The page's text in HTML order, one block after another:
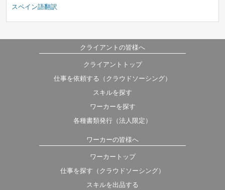
スペイン語翻訳
クライアントの皆様へ
クライアントトップ
仕事を依頼する（クラウドソーシング）
スキルを探す
ワーカーを探す
各種書類発行（法人限定）
ワーカーの皆様へ
ワーカートップ
仕事を探す（クラウドソーシング）
スキルを出品する